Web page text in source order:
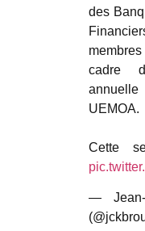
des
cadre
UEMOA.
Cette
— Jean-